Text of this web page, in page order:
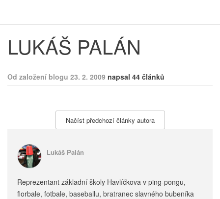
LUKÁŠ PALÁN
Od založení blogu 23. 2. 2009 napsal 44 článků
Načíst předchozí články autora
Lukáš Palán
Reprezentant základní školy Havlíčkova v ping-pongu,
florbale, fotbale, baseballu, bratranec slavného bubeníka